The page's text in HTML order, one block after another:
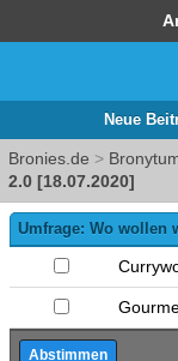
Neue
Bronies.de >
2.0 [18.07.2020]
Umfrage: Wo wollen